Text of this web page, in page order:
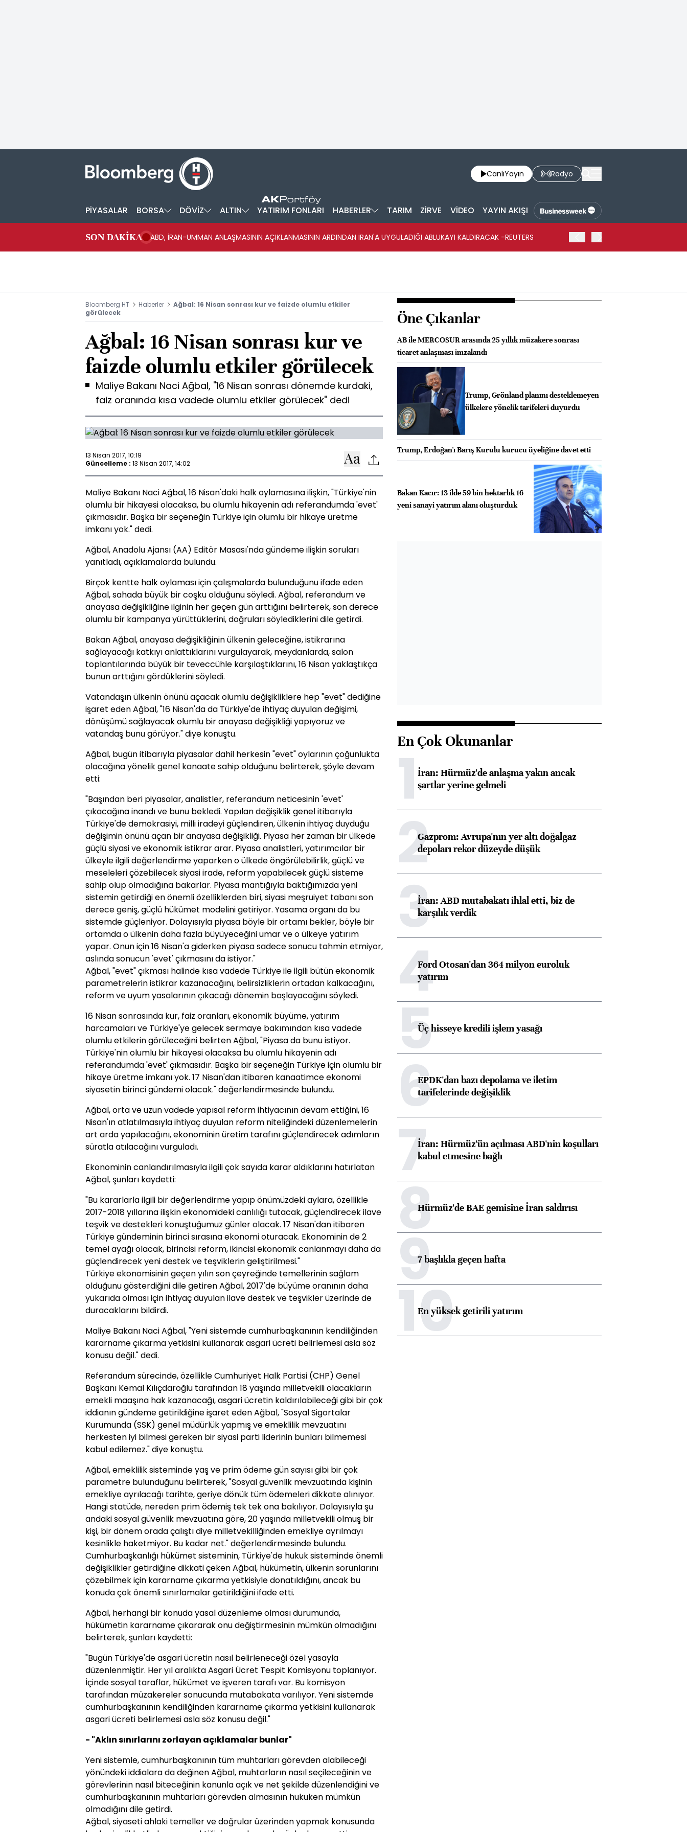
CanlıYayın Radyo
PİYASALAR BORSA DÖVİZ ALTIN YATIRIM FONLARI HABERLER TARIM ZİRVE VİDEO YAYIN AKIŞI
SON DAKİKA ABD, İRAN-UMMAN ANLAŞMASININ AÇIKLANMASININ ARDINDAN İRAN'A UYGULADIĞI ABLUKAYI KALDIRACAK -REUTERS
Bloomberg HT Haberler
Ağbal: 16 Nisan sonrası kur ve faizde olumlu etkiler
görülecek
Ağbal: 16 Nisan sonrası kur ve
faizde olumlu etkiler görülecek
Maliye Bakanı Naci Ağbal, "16 Nisan sonrası dönemde kurdaki,
faiz oranında kısa vadede olumlu etkiler görülecek" dedi
13 Nisan 2017, 10:19
Güncelleme : 13 Nisan 2017, 14:02
Maliye Bakanı Naci Ağbal, 16 Nisan'daki halk oylamasına ilişkin, "Türkiye'nin
olumlu bir hikayesi olacaksa, bu olumlu hikayenin adı referandumda 'evet'
çıkmasıdır. Başka bir seçeneğin Türkiye için olumlu bir hikaye üretme
imkanı yok." dedi.
Ağbal, Anadolu Ajansı (AA) Editör Masası'nda gündeme ilişkin soruları
yanıtladı, açıklamalarda bulundu.
Birçok kentte halk oylaması için çalışmalarda bulunduğunu ifade eden
Ağbal, sahada büyük bir coşku olduğunu söyledi. Ağbal, referandum ve
anayasa değişikliğine ilginin her geçen gün arttığını belirterek, son derece
olumlu bir kampanya yürüttüklerini, doğruları söylediklerini dile getirdi.
Bakan Ağbal, anayasa değişikliğinin ülkenin geleceğine, istikrarına
sağlayacağı katkıyı anlattıklarını vurgulayarak, meydanlarda, salon
toplantılarında büyük bir teveccühle karşılaştıklarını, 16 Nisan yaklaştıkça
bunun arttığını gördüklerini söyledi.
Vatandaşın ülkenin önünü açacak olumlu değişikliklere hep "evet" dediğine
işaret eden Ağbal, "16 Nisan'da da Türkiye'de ihtiyaç duyulan değişimi,
dönüşümü sağlayacak olumlu bir anayasa değişikliği yapıyoruz ve
vatandaş bunu görüyor." diye konuştu.
Ağbal, bugün itibarıyla piyasalar dahil herkesin "evet" oylarının çoğunlukta
olacağına yönelik genel kanaate sahip olduğunu belirterek, şöyle devam
etti:
"Başından beri piyasalar, analistler, referandum neticesinin 'evet'
çıkacağına inandı ve bunu bekledi. Yapılan değişiklik genel itibarıyla
Türkiye'de demokrasiyi, milli iradeyi güçlendiren, ülkenin ihtiyaç duyduğu
değişimin önünü açan bir anayasa değişikliği. Piyasa her zaman bir ülkede
güçlü siyasi ve ekonomik istikrar arar. Piyasa analistleri, yatırımcılar bir
ülkeyle ilgili değerlendirme yaparken o ülkede öngörülebilirlik, güçlü ve
meseleleri çözebilecek siyasi irade, reform yapabilecek güçlü sisteme
sahip olup olmadığına bakarlar. Piyasa mantığıyla baktığımızda yeni
sistemin getirdiği en önemli özelliklerden biri, siyasi meşruiyet tabanı son
derece geniş, güçlü hükümet modelini getiriyor. Yasama organı da bu
sistemde güçleniyor. Dolayısıyla piyasa böyle bir ortamı bekler, böyle bir
ortamda o ülkenin daha fazla büyüyeceğini umar ve o ülkeye yatırım
yapar. Onun için 16 Nisan'a giderken piyasa sadece sonucu tahmin etmiyor,
aslında sonucun 'evet' çıkmasını da istiyor."
Ağbal, "evet" çıkması halinde kısa vadede Türkiye ile ilgili bütün ekonomik
parametrelerin istikrar kazanacağını, belirsizliklerin ortadan kalkacağını,
reform ve uyum yasalarının çıkacağı dönemin başlayacağını söyledi.
16 Nisan sonrasında kur, faiz oranları, ekonomik büyüme, yatırım
harcamaları ve Türkiye'ye gelecek sermaye bakımından kısa vadede
olumlu etkilerin görüleceğini belirten Ağbal, "Piyasa da bunu istiyor.
Türkiye'nin olumlu bir hikayesi olacaksa bu olumlu hikayenin adı
referandumda 'evet' çıkmasıdır. Başka bir seçeneğin Türkiye için olumlu bir
hikaye üretme imkanı yok. 17 Nisan'dan itibaren kanaatimce ekonomi
siyasetin birinci gündemi olacak." değerlendirmesinde bulundu.
Ağbal, orta ve uzun vadede yapısal reform ihtiyacının devam ettiğini, 16
Nisan'ın atlatılmasıyla ihtiyaç duyulan reform niteliğindeki düzenlemelerin
art arda yapılacağını, ekonominin üretim tarafını güçlendirecek adımların
süratla atılacağını vurguladı.
Ekonominin canlandırılmasıyla ilgili çok sayıda karar aldıklarını hatırlatan
Ağbal, şunları kaydetti:
"Bu kararlarla ilgili bir değerlendirme yapıp önümüzdeki aylara, özellikle
2017-2018 yıllarına ilişkin ekonomideki canlılığı tutacak, güçlendirecek ilave
teşvik ve destekleri konuştuğumuz günler olacak. 17 Nisan'dan itibaren
Türkiye gündeminin birinci sırasına ekonomi oturacak. Ekonominin de 2
temel ayağı olacak, birincisi reform, ikincisi ekonomik canlanmayı daha da
güçlendirecek yeni destek ve teşviklerin geliştirilmesi."
Türkiye ekonomisinin geçen yılın son çeyreğinde temellerinin sağlam
olduğunu gösterdiğini dile getiren Ağbal, 2017'de büyüme oranının daha
yukarıda olması için ihtiyaç duyulan ilave destek ve teşvikler üzerinde de
duracaklarını bildirdi.
Maliye Bakanı Naci Ağbal, "Yeni sistemde cumhurbaşkanının kendiliğinden
kararname çıkarma yetkisini kullanarak asgari ücreti belirlemesi asla söz
konusu değil." dedi.
Referandum sürecinde, özellikle Cumhuriyet Halk Partisi (CHP) Genel
Başkanı Kemal Kılıçdaroğlu tarafından 18 yaşında milletvekili olacakların
emekli maaşına hak kazanacağı, asgari ücretin kaldırılabileceği gibi bir çok
iddianın gündeme getirildiğine işaret eden Ağbal, "Sosyal Sigortalar
Kurumunda (SSK) genel müdürlük yapmış ve emeklilik mevzuatını
herkesten iyi bilmesi gereken bir siyasi parti liderinin bunları bilmemesi
kabul edilemez." diye konuştu.
Ağbal, emeklilik sisteminde yaş ve prim ödeme gün sayısı gibi bir çok
parametre bulunduğunu belirterek, "Sosyal güvenlik mevzuatında kişinin
emekliye ayrılacağı tarihte, geriye dönük tüm ödemeleri dikkate alınıyor.
Hangi statüde, nereden prim ödemiş tek tek ona bakılıyor. Dolayısıyla şu
andaki sosyal güvenlik mevzuatına göre, 20 yaşında milletvekili olmuş bir
kişi, bir dönem orada çalıştı diye milletvekilliğinden emekliye ayrılmayı
kesinlikle haketmiyor. Bu kadar net." değerlendirmesinde bulundu.
Cumhurbaşkanlığı hükümet sisteminin, Türkiye'de hukuk sisteminde önemli
değişiklikler getirdiğine dikkati çeken Ağbal, hükümetin, ülkenin sorunlarını
çözebilmek için kararname çıkarma yetkisiyle donatıldığını, ancak bu
konuda çok önemli sınırlamalar getirildiğini ifade etti.
Ağbal, herhangi bir konuda yasal düzenleme olması durumunda,
hükümetin kararname çıkararak onu değiştirmesinin mümkün olmadığını
belirterek, şunları kaydetti:
"Bugün Türkiye'de asgari ücretin nasıl belirleneceği özel yasayla
düzenlenmiştir. Her yıl aralıkta Asgari Ücret Tespit Komisyonu toplanıyor.
İçinde sosyal taraflar, hükümet ve işveren tarafı var. Bu komisyon
tarafından müzakereler sonucunda mutabakata varılıyor. Yeni sistemde
cumhurbaşkanının kendiliğinden kararname çıkarma yetkisini kullanarak
asgari ücreti belirlemesi asla söz konusu değil."
- "Aklın sınırlarını zorlayan açıklamalar bunlar"
Yeni sistemle, cumhurbaşkanının tüm muhtarları görevden alabileceği
yönündeki iddialara da değinen Ağbal, muhtarların nasıl seçileceğinin ve
görevlerinin nasıl biteceğinin kanunla açık ve net şekilde düzenlendiğini ve
cumhurbaşkanının muhtarları görevden almasının hukuken mümkün
olmadığını dile getirdi.
Ağbal, siyaseti ahlaki temeller ve doğrular üzerinden yapmak konusunda
Öne Çıkanlar
AB ile MERCOSUR arasında 25 yıllık müzakere sonrası
ticaret anlaşması imzalandı
Trump, Grönland planını desteklemeyen
ülkelere yönelik tarifeleri duyurdu
Trump, Erdoğan'ı Barış Kurulu kurucu üyeliğine davet etti
Bakan Kacır: 13 ilde 59 bin hektarlık 16
yeni sanayi yatırım alanı oluşturduk
En Çok Okunanlar
1İran: Hürmüz'de anlaşma yakın ancak
şartlar yerine gelmeli
2Gazprom: Avrupa'nın yer altı doğalgaz
depoları rekor düzeyde düşük
3İran: ABD mutabakatı ihlal etti, biz de
karşılık verdik
4Ford Otosan'dan 364 milyon euroluk
yatırım
5Üç hisseye kredili işlem yasağı
6EPDK'dan bazı depolama ve iletim
tarifelerinde değişiklik
7İran: Hürmüz'ün açılması ABD'nin koşulları
kabul etmesine bağlı
8Hürmüz'de BAE gemisine İran saldırısı
97 başlıkla geçen hafta
10
En yüksek getirili yatırım